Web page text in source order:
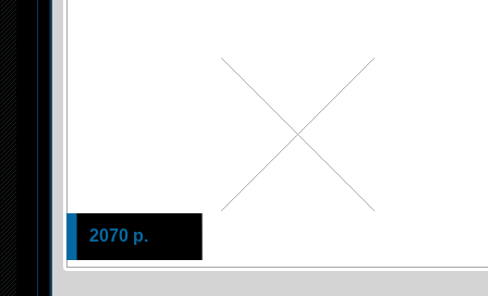
2070 р.